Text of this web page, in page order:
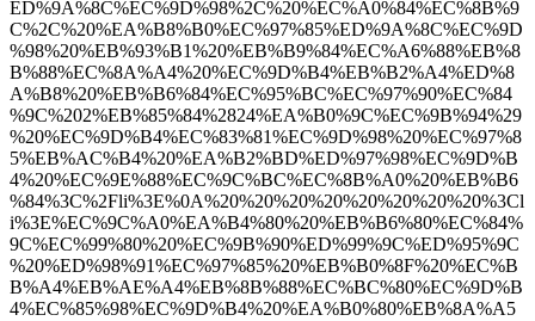
ED%9A%8C%EC%9D%98%2C%20%EC%A0%84%EC%8B%9
C%2C%20%EA%B8%B0%EC%97%85%ED%9A%8C%EC%9D
%98%20%EB%93%B1%20%EB%B9%84%EC%A6%88%EB%8
B%88%EC%8A%A4%20%EC%9D%B4%EB%B2%A4%ED%8
A%B8%20%EB%B6%84%EC%95%BC%EC%97%90%EC%84
%9C%202%EB%85%84%2824%EA%B0%9C%EC%9B%94%29
%20%EC%9D%B4%EC%83%81%EC%9D%98%20%EC%97%8
5%EB%AC%B4%20%EA%B2%BD%ED%97%98%EC%9D%B
4%20%EC%9E%88%EC%9C%BC%EC%8B%A0%20%EB%B6
%84%3C%2Fli%3E%0A%20%20%20%20%20%20%20%20%3Cl
i%3E%EC%9C%A0%EA%B4%80%20%EB%B6%80%EC%84%
9C%EC%99%80%20%EC%9B%90%ED%99%9C%ED%95%9C
%20%ED%98%91%EC%97%85%20%EB%B0%8F%20%EC%B
B%A4%EB%AE%A4%EB%8B%88%EC%BC%80%EC%9D%B
4%EC%85%98%EC%9D%B4%20%EA%B0%80%EB%8A%A5